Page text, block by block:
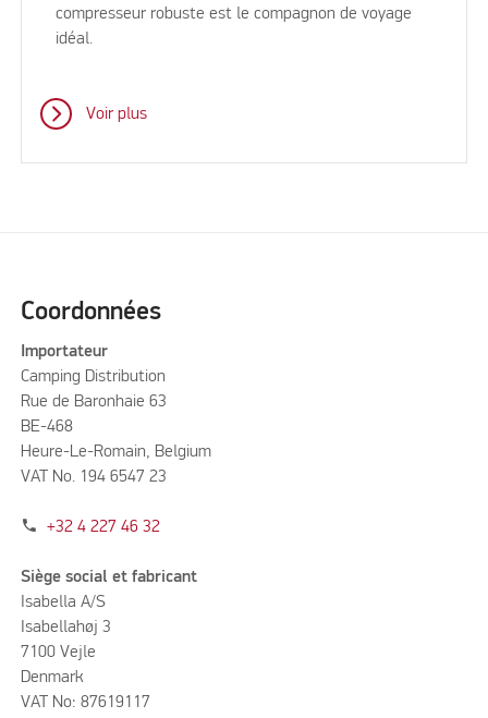
compresseur robuste est le compagnon de voyage
idéal.
Voir plus
Coordonnées
Importateur
Camping Distribution
Rue de Baronhaie 63
BE-468
Heure-Le-Romain, Belgium
VAT No. 194 6547 23
phone +32 4 227 46 32
Siège social et fabricant
Isabella A/S
Isabellahøj 3
7100 Vejle
Denmark
VAT No: 87619117